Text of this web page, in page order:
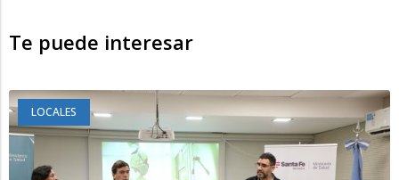
Te puede interesar
LOCALES